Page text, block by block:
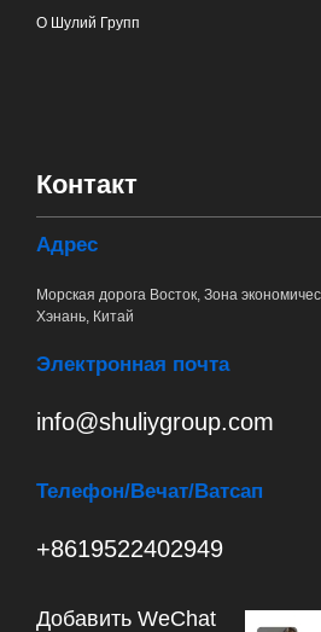
О Шулий Групп
Контакт
Адрес
Морская дорога Восток, Зона
Хэнань, Китай
Электронная почта
info@shuliygroup.com
Телефон/Вечат/Ватсап
+8619522402949
Добавить WeChat